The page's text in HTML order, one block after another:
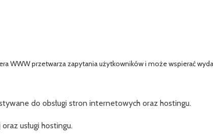
WWW przetwarza zapytania użytkowników i może wspierać
do obsługi stron internetowych oraz hostingu.
usługi hostingu.